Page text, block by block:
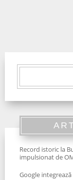
Record istoric la
impulsionat de
Google